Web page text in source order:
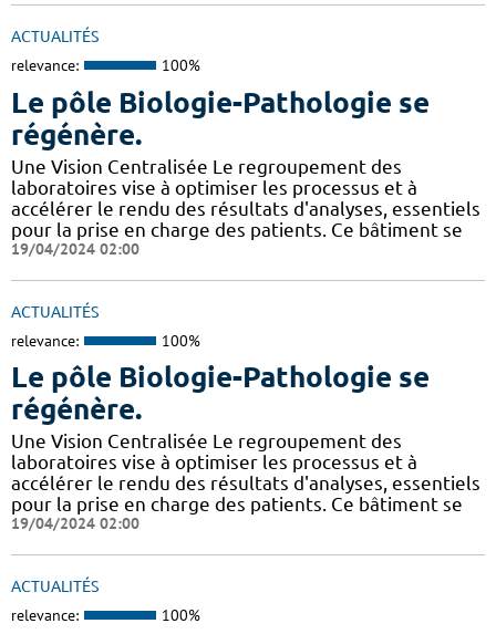
ACTUALITÉS
relevance: 100%
Le pôle Biologie-Pathologie se
régénère.
Une Vision Centralisée Le regroupement des
laboratoires vise à optimiser les processus et à
accélérer le rendu des résultats d'analyses, essentiels
pour la prise en charge des patients. Ce bâtiment se
19/04/2024 02:00
ACTUALITÉS
relevance: 100%
Le pôle Biologie-Pathologie se
régénère.
Une Vision Centralisée Le regroupement des
laboratoires vise à optimiser les processus et à
accélérer le rendu des résultats d'analyses, essentiels
pour la prise en charge des patients. Ce bâtiment se
19/04/2024 02:00
ACTUALITÉS
relevance: 100%